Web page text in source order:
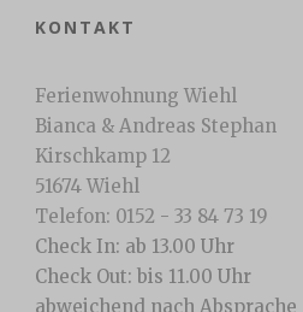
KONTAKT
Ferienwohnung Wiehl
Bianca & Andreas Stephan
Kirschkamp 12
51674 Wiehl
Telefon: 0152 - 33 84 73 19
Check In: ab 13.00 Uhr
Check Out: bis 11.00 Uhr
abweichend nach Absprache